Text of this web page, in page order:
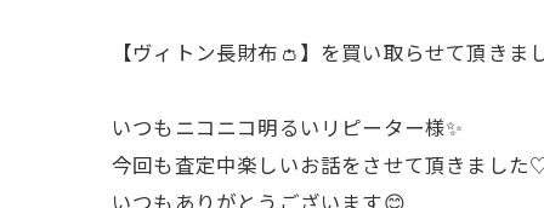
【ヴィトン長財布👛】を買い取らせて頂きま
いつもニコニコ明るいリピーター様✨
今回も査定中楽しいお話をさせて頂きました